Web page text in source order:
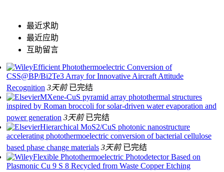
最近求助
最近应助
互助留言
Efficient Photothermoelectric Conversion of
CSS@BP/Bi2Te3 Array for Innovative Aircraft Attitude
Recognition 3天前 已完结
MXene-CuS pyramid array photothermal structures
inspired by Roman broccoli for solar-driven water evaporation and
power generation 3天前 已完结
Hierarchical MoS2/CuS photonic nanostructure
accelerating photothermoelectric conversion of bacterial cellulose
based phase change materials 3天前 已完结
Flexible Photothermoelectric Photodetector Based on
Plasmonic Cu 9 S 8 Recycled from Waste Copper Etching